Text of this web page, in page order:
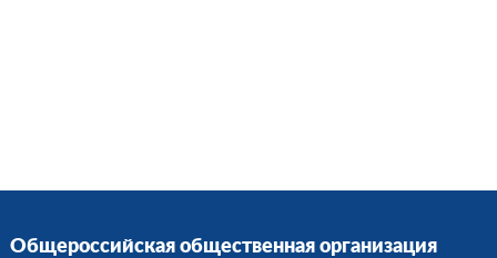
Общероссийская общественная организация